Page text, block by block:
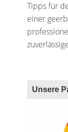
Tipps für
einer
Unsere